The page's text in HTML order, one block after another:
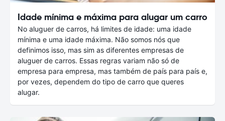
Idade mínima e máxima para alugar um carro
No aluguer de carros, há limites de idade: uma idade
mínima e uma idade máxima. Não somos nós que
definimos isso, mas sim as diferentes empresas de
aluguer de carros. Essas regras variam não só de
empresa para empresa, mas também de país para país e,
por vezes, dependem do tipo de carro que queres
alugar.